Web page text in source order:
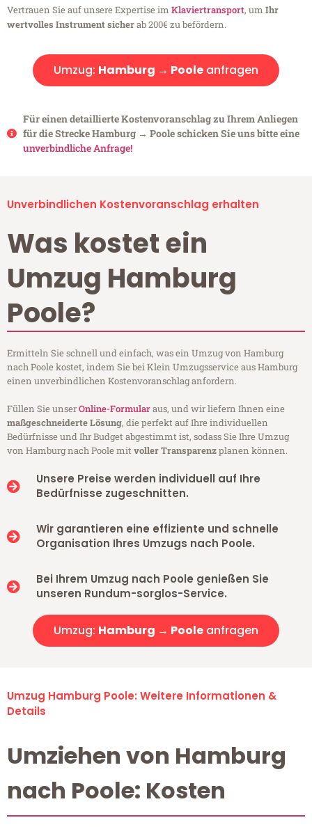
Vertrauen Sie auf unsere Expertise im Klaviertransport, um Ihr
wertvolles Instrument sicherab 200€ zu befördern.
Umzug: Hamburg → Poole anfragen
Für einen detaillierte Kostenvoranschlag zu Ihrem Anliegen
für die Strecke Hamburg → Poole schicken Sie uns bitte eine
unverbindliche Anfrage!
Unverbindlichen Kostenvoranschlag erhalten
Was kostet ein
Umzug Hamburg
Poole?
Ermitteln Sie schnell und einfach, was ein Umzug von Hamburg
nach Poole kostet, indem Sie bei Klein Umzugsservice aus Hamburg
einen unverbindlichen Kostenvoranschlag anfordern.
Füllen Sie unserOnline-Formularaus, und wir liefern Ihnen eine
maßgeschneiderte Lösung, die perfekt auf Ihre individuellen
Bedürfnisse und Ihr Budget abgestimmt ist, sodass Sie Ihre Umzug
von Hamburg nach Poole mitvoller Transparenzplanen können.
Unsere Preise werden individuell auf Ihre
Bedürfnisse zugeschnitten.
Wir garantieren eine effiziente und schnelle
Organisation Ihres Umzugs nach Poole.
Bei Ihrem Umzug nach Poole genießen Sie
unseren Rundum-sorglos-Service.
Umzug: Hamburg → Poole anfragen
Umzug Hamburg Poole: Weitere Informationen &
Details
Umziehen von Hamburg
nach Poole: Kosten